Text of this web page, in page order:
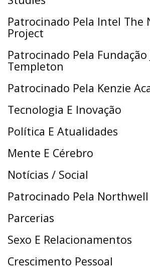
Patrocinado Pela Intel The
Project
Patrocinado Pela Fundação
Templeton
Patrocinado Pela Kenzie
Tecnologia E Inovação
Política E Atualidades
Mente E Cérebro
Notícias / Social
Patrocinado Pela
Parcerias
Sexo E Relacionamentos
Crescimento Pessoal